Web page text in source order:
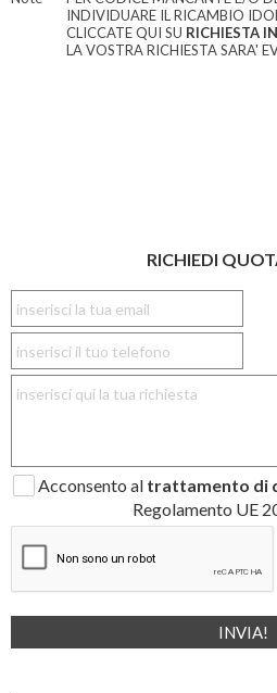
INDIVIDUARE IL RICAMBIO
CLICCATE QUI SU RICHIESTA
LA VOSTRA RICHIESTA SARA'
RICHIEDI
Acconsento al trattamento di
Regolamento UE